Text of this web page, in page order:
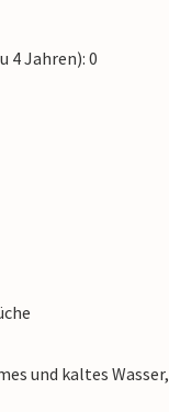
4 Jahren): 0
und kaltes Wasser,